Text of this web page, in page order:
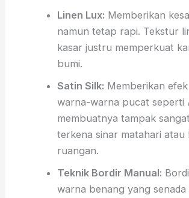
Linen Lux: Memberikan
namun tetap rapi. Tekstur
kasar justru memperkuat
bumi.
Satin Silk: Memberikan efek
warna-warna pucat seperti
membuatnya tampak
terkena sinar matahari atau
ruangan.
Teknik Bordir Manual:
warna benang yang senada